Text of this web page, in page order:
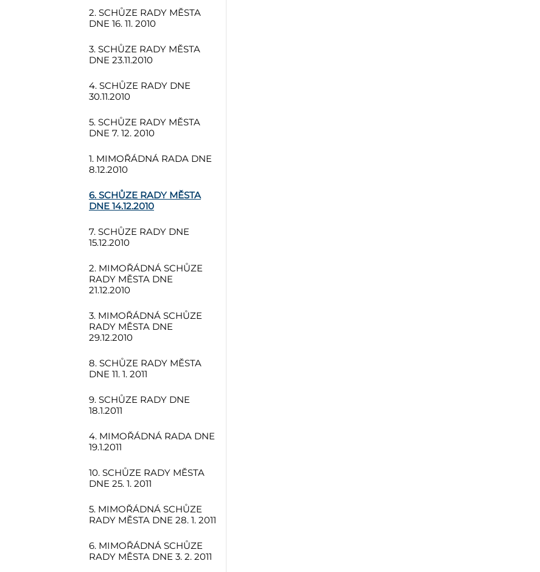
2. SCHŮZE RADY MĚSTA
DNE 16. 11. 2010
3. SCHŮZE RADY MĚSTA
DNE 23.11.2010
4. SCHŮZE RADY DNE
30.11.2010
5. SCHŮZE RADY MĚSTA
DNE 7. 12. 2010
1. MIMOŘÁDNÁ RADA DNE
8.12.2010
6. SCHŮZE RADY MĚSTA
DNE 14.12.2010
7. SCHŮZE RADY DNE
15.12.2010
2. MIMOŘÁDNÁ SCHŮZE
RADY MĚSTA DNE
21.12.2010
3. MIMOŘÁDNÁ SCHŮZE
RADY MĚSTA DNE
29.12.2010
8. SCHŮZE RADY MĚSTA
DNE 11. 1. 2011
9. SCHŮZE RADY DNE
18.1.2011
4. MIMOŘÁDNÁ RADA DNE
19.1.2011
10. SCHŮZE RADY MĚSTA
DNE 25. 1. 2011
5. MIMOŘÁDNÁ SCHŮZE
RADY MĚSTA DNE 28. 1. 2011
6. MIMOŘÁDNÁ SCHŮZE
RADY MĚSTA DNE 3. 2. 2011